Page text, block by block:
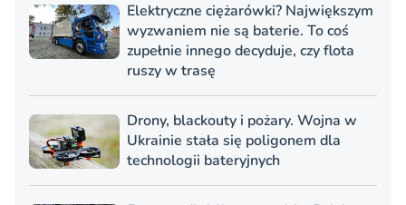
Elektryczne ciężarówki? Największym
wyzwaniem nie są baterie. To coś
zupełnie innego decyduje, czy flota
ruszy w trasę
Drony, blackouty i pożary. Wojna w
Ukrainie stała się poligonem dla
technologii bateryjnych